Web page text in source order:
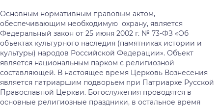
Основным нормативным правовым актом,
обеспечивающим необходимую охрану, является
Федеральный закон от 25 июня 2002 г. № 73-ФЗ «Об
объектах культурного наследия (памятниках истории и
культуры) народов Российской Федерации». Объект
является национальным парком с религиозной
составляющей. В настоящее время Церковь Вознесения
является патриаршим подворьем при Патриархе Русской
Православной Церкви. Богослужения проводятся в
основные религиозные праздники, в остальное время